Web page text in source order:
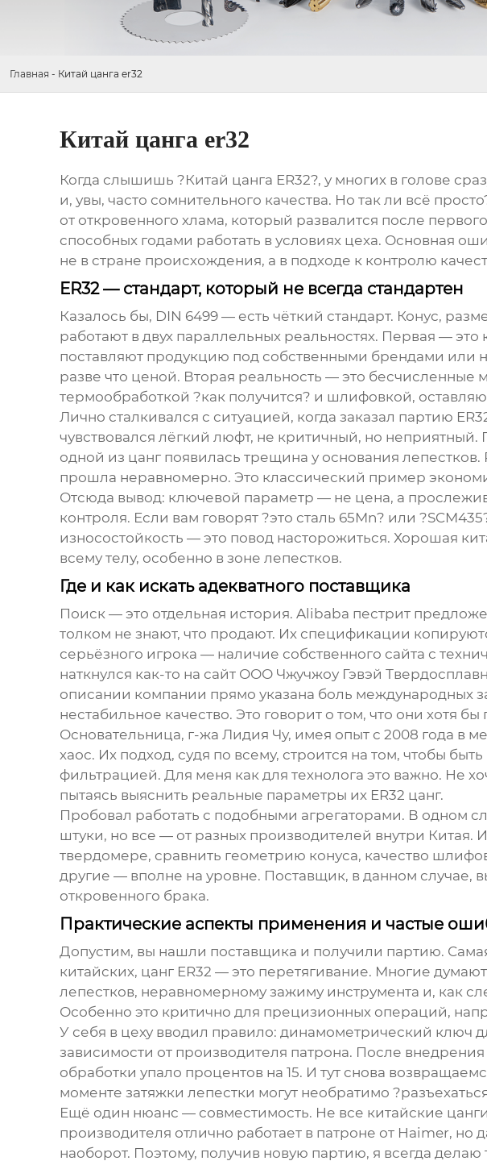
Главная - Китай цанга er32
Китай цанга er32
Когда слышишь ?Китай цанга ER32?, у многих в голове
и, увы, часто сомнительного качества. Но так ли всё
от откровенного хлама, который развалится после
способных годами работать в условиях цеха. Основная
не в стране происхождения, а в подходе к контролю
ER32 — стандарт, который не всегда стандартен
Казалось бы, DIN 6499 — есть чёткий стандарт. Конус,
работают в двух параллельных реальностях. Первая —
поставляют продукцию под собственными брендами или
разве что ценой. Вторая реальность — это бесчисленные
термообработкой ?как получится? и шлифовкой,
Лично сталкивался с ситуацией, когда заказал партию
чувствовался лёгкий люфт, не критичный, но
одной из цанг появилась трещина у основания
прошла неравномерно. Это классический пример
Отсюда вывод: ключевой параметр — не цена, а
контроля. Если вам говорят ?это сталь 65Mn? или
износостойкость — это повод насторожиться. Хорошая
всему телу, особенно в зоне лепестков.
Где и как искать адекватного поставщика
Поиск — это отдельная история. Alibaba пестрит
толком не знают, что продают. Их спецификации
серьёзного игрока — наличие собственного сайта с
наткнулся как-то на сайт ООО Чжучжоу Гэвэй
описании компании прямо указана боль международных
нестабильное качество. Это говорит о том, что они хотя
Основательница, г-жа Лидия Чу, имея опыт с 2008 года в
хаос. Их подход, судя по всему, строится на том, чтобы
фильтрацией. Для меня как для технолога это важно. Не
пытаясь выяснить реальные параметры их ER32 цанг.
Пробовал работать с подобными агрегаторами. В одном
штуки, но все — от разных производителей внутри
твердомере, сравнить геометрию конуса, качество
другие — вполне на уровне. Поставщик, в данном случае,
откровенного брака.
Практические аспекты применения и частые
Допустим, вы нашли поставщика и получили партию.
китайских, цанг ER32 — это перетягивание. Многие
лепестков, неравномерному зажиму инструмента и, как
Особенно это критично для прецизионных операций,
У себя в цеху вводил правило: динамометрический ключ
зависимости от производителя патрона. После
обработки упало процентов на 15. И тут снова
моменте затяжки лепестки могут необратимо
Ещё один нюанс — совместимость. Не все китайские
производителя отлично работает в патроне от Haimer,
наоборот. Поэтому, получив новую партию, я всегда